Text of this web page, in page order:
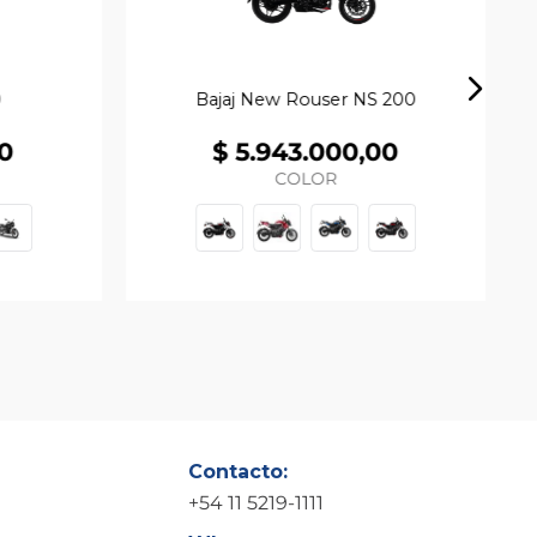
Bajaj New Rouser NS 200
$ 5.943.000,00
COLOR
Contacto:
+54 11 5219-1111